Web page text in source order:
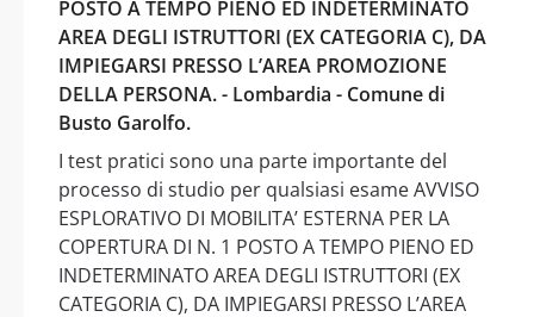
POSTO A TEMPO PIENO ED INDETERMINATO
AREA DEGLI ISTRUTTORI (EX CATEGORIA C), DA
IMPIEGARSI PRESSO L’AREA PROMOZIONE
DELLA PERSONA. - Lombardia - Comune di
Busto Garolfo.
I test pratici sono una parte importante del
processo di studio per qualsiasi esame AVVISO
ESPLORATIVO DI MOBILITA’ ESTERNA PER LA
COPERTURA DI N. 1 POSTO A TEMPO PIENO ED
INDETERMINATO AREA DEGLI ISTRUTTORI (EX
CATEGORIA C), DA IMPIEGARSI PRESSO L’AREA